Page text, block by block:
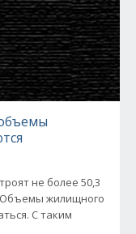
не более 50,3
жилищного
С таким